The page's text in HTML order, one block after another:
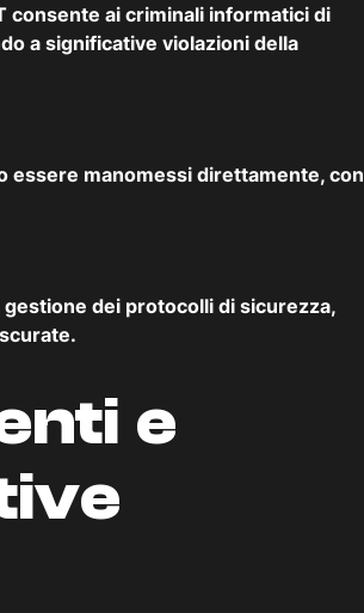
consente ai criminali informatici di
a significative violazioni della
essere manomessi direttamente, con
dei protocolli di sicurezza,
e